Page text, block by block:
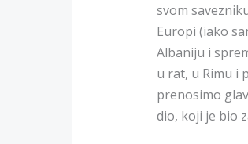
svom
Europi (iako
Albaniju i
u rat, u Rimu i
prenosimo
dio, koji je bio